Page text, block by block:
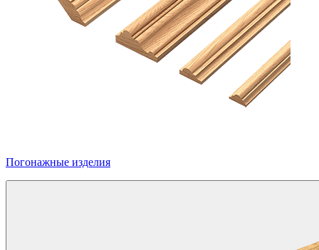
Погонажные изделия